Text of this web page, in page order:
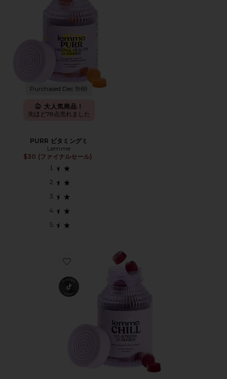
Purchased Dec 1969
大人気商品！
先ほど78点売れました
PURR ビタミングミ
Lemme
$30 (ファイナルセール)
Favorite CHILL ビタミングミ